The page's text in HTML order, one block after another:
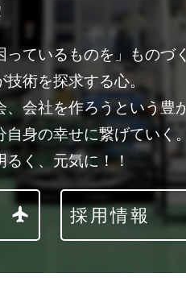
ているものを」ものづ
術を探求する心。
会社を作ろうという豊
身の幸せに繋げていく。
く、元気に！！
採用情報